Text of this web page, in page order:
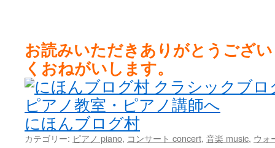
お読みいただきありがとうござ
くおねがいします。
にほんブログ村
カテゴリー: ピアノ piano, コンサート concert, 音楽 music, ウォ